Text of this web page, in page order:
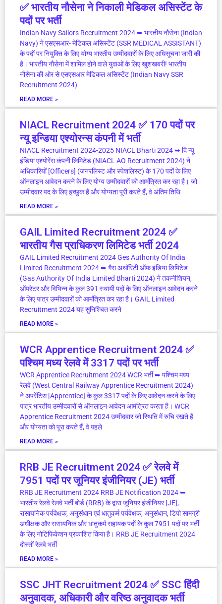
✅ भारतीय नौसेना ने निकाली मेडिकल असिस्टेंट के
पदों पर भर्ती
Indian Navy Sailors Recruitment 2024 ➥ भारतीय नौसेना (Indian
Navy) ने एसएसआर- मेडिकल असिस्टेंट (SSR MEDICAL ASSISTANT)
के पदों पर नियुक्ति के लिए योग्य भारतीय उम्मीदवारों के लिए अधिसूचना जारी की
है। भारतीय नौसेना में शामिल होने वाले युवाओं के लिए खुशखबरी! भारतीय
नौसेना की ओर से एसएसआर मेडिकल असिस्टेंट (Indian Navy SSR
Recruitment 2024)
READ MORE »
NIACL Recruitment 2024 ✅ 170 पदों पर
न्यू इन्डिया एश्योरन्स कंपनी में भर्ती
NIACL Recruitment 2024-2025 NIACL Bharti 2024 ➥ दि न्यू
इंडिया एश्योरेंस कंपनी लिमिटेड (NIACL AO Recruitment 2024) ने
अधिकारियों [Officers] (जनरलिस्ट और स्पेशलिस्ट) के 170 पदों के लिए
ऑनलाइन आवेदन करने के लिए योग्य उम्मीदवारों को आमंत्रित कर रहा है। जो
उम्मीदवार पद के लिए इच्छुक हैं और योग्यता पूरी करते हैं, वे अंतिम तिथि
READ MORE »
GAIL Limited Recruitment 2024 ✅
भारतीय गैस प्राधिकरण लिमिटेड भर्ती 2024
GAIL Limited Recruitment 2024 Ges Authority Of India
Limited Recruitment 2024 ➥ गैस अथॉरिटी ऑफ इंडिया लिमिटेड
(Gas Authority Of India Limited Bharti 2024) ने तकनीशियन,
ऑपरेटर और विभिन्न के कुल 391 स्थायी पदों के लिए ऑनलाइन आवेदन करने
के लिए पात्र उम्मीदवारों को आमंत्रित कर रहा है। GAIL Limited
Recruitment 2024 यह सुनिश्चित करने
READ MORE »
WCR Apprentice Recruitment 2024 ✅
पश्चिम मध्य रेलवे में 3317 पदों पर भर्ती
WCR Apprentice Recruitment 2024 WCR भर्ती ➥ पश्चिम मध्य
रेलवे (West Central Railway Apprentice Recruitment 2024)
ने अपरेंटिस [Apprentice] के कुल 3317 पदों के लिए आवेदन करने के लिए
पात्र भारतीय उम्मीदवारों से ऑनलाइन आवेदन आमंत्रित करता है। WCR
Apprentice Recruitment 2024 उम्मीदवार जो स्थिति में रुचि रखते हैं
और योग्यता को पूरा करते हैं, वे पहले
READ MORE »
RRB JE Recruitment 2024 ✅ रेलवे में
7951 पदों पर जूनियर इंजीनियर (JE) भर्ती
RRB JE Recruitment 2024 RRB JE Notification 2024 ➥
भारतीय रेलवे रेलवे भर्ती बोर्ड (RRB) के द्वारा जूनियर इंजीनियर [JE],
रासायनिक पर्यवेक्षक, अनुसंधान एवं धातुकर्म पर्यवेक्षक, अनुसंधान, डिपो सामग्री
अधीक्षक और रासायनिक और धातुकर्म सहायक पदों के कुल 7951 पदों पर भर्ती
के लिए नोटिफिकेशन प्रकाशित किया है। RRB JE Recruitment 2024
दोस्तों रेलवे भर्ती
READ MORE »
SSC JHT Recruitment 2024 ✅ SSC हिंदी
अनुवादक, अधिकारी और वरिष्ठ अनुवादक भर्ती